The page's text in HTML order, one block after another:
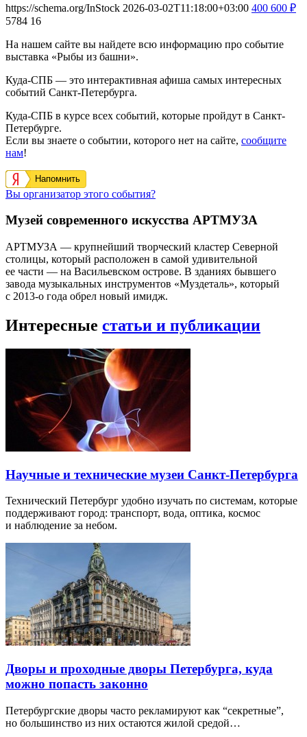
https://schema.org/InStock 2026-03-02T11:18:00+03:00 400 600 ₽
5784 16
На нашем сайте вы найдете всю информацию про событие
выставка «Рыбы из башни».
Куда-СПБ — это интерактивная афиша самых интересных
событий Санкт-Петербурга.
Куда-СПБ в курсе всех событий, которые пройдут в Санкт-
Петербурге.
Если вы знаете о событии, которого нет на сайте, сообщите
нам!
Напомнить
Вы организатор этого события?
Музей современного искусства АРТМУЗА
АРТМУЗА — крупнейший творческий кластер Северной
столицы, который расположен в самой удивительной
ее части — на Васильевском острове. В зданиях бывшего
завода музыкальных инструментов «Муздеталь», который
с 2013-о года обрел новый имидж.
Интересные статьи и публикации
Научные и технические музеи Санкт-Петербурга
Технический Петербург удобно изучать по системам, которые
поддерживают город: транспорт, вода, оптика, космос
и наблюдение за небом.
Дворы и проходные дворы Петербурга, куда
можно попасть законно
Петербургские дворы часто рекламируют как “секретные”,
но большинство из них остаются жилой средой…